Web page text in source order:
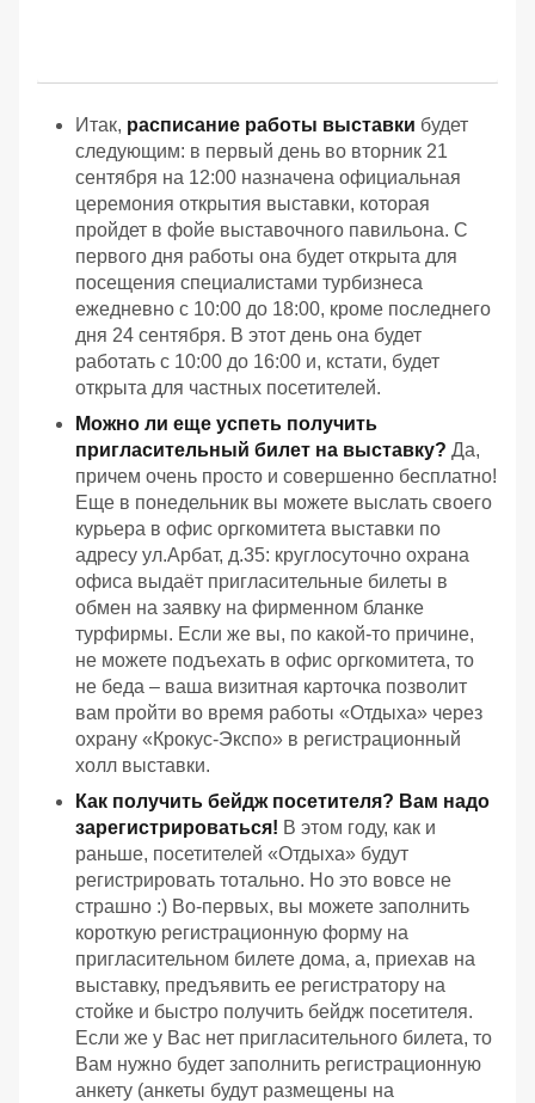
Итак, расписание работы выставки будет
следующим: в первый день во вторник 21
сентября на 12:00 назначена официальная
церемония открытия выставки, которая
пройдет в фойе выставочного павильона. С
первого дня работы она будет открыта для
посещения специалистами турбизнеса
ежедневно с 10:00 до 18:00, кроме последнего
дня 24 сентября. В этот день она будет
работать с 10:00 до 16:00 и, кстати, будет
открыта для частных посетителей.
Можно ли еще успеть получить
пригласительный билет на выставку? Да,
причем очень просто и совершенно бесплатно!
Еще в понедельник вы можете выслать своего
курьера в офис оргкомитета выставки по
адресу ул.Арбат, д.35: круглосуточно охрана
офиса выдаёт пригласительные билеты в
обмен на заявку на фирменном бланке
турфирмы. Если же вы, по какой-то причине,
не можете подъехать в офис оргкомитета, то
не беда – ваша визитная карточка позволит
вам пройти во время работы «Отдыха» через
охрану «Крокус-Экспо» в регистрационный
холл выставки.
Как получить бейдж посетителя? Вам надо
зарегистрироваться! В этом году, как и
раньше, посетителей «Отдыха» будут
регистрировать тотально. Но это вовсе не
страшно :) Во-первых, вы можете заполнить
короткую регистрационную форму на
пригласительном билете дома, а, приехав на
выставку, предъявить ее регистратору на
стойке и быстро получить бейдж посетителя.
Если же у Вас нет пригласительного билета, то
Вам нужно будет заполнить регистрационную
анкету (анкеты будут размещены на